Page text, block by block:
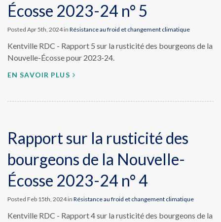
Écosse 2023-24 n° 5
Posted Apr 5th, 2024 in Résistance au froid et changement climatique
Kentville RDC - Rapport 5 sur la rusticité des bourgeons de la
Nouvelle-Écosse pour 2023-24.
EN SAVOIR PLUS
Rapport sur la rusticité des
bourgeons de la Nouvelle-
Écosse 2023-24 n° 4
Posted Feb 15th, 2024 in Résistance au froid et changement climatique
Kentville RDC - Rapport 4 sur la rusticité des bourgeons de la